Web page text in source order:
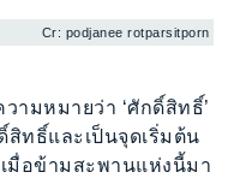
Cr: podjanee rotparsitporn
ามหมายว่า ‘ศักดิ์สิทธิ์’
ทธิ์และเป็นจุดเริ่มต้น
มื่อข้ามสะพานแห่งนี้มา